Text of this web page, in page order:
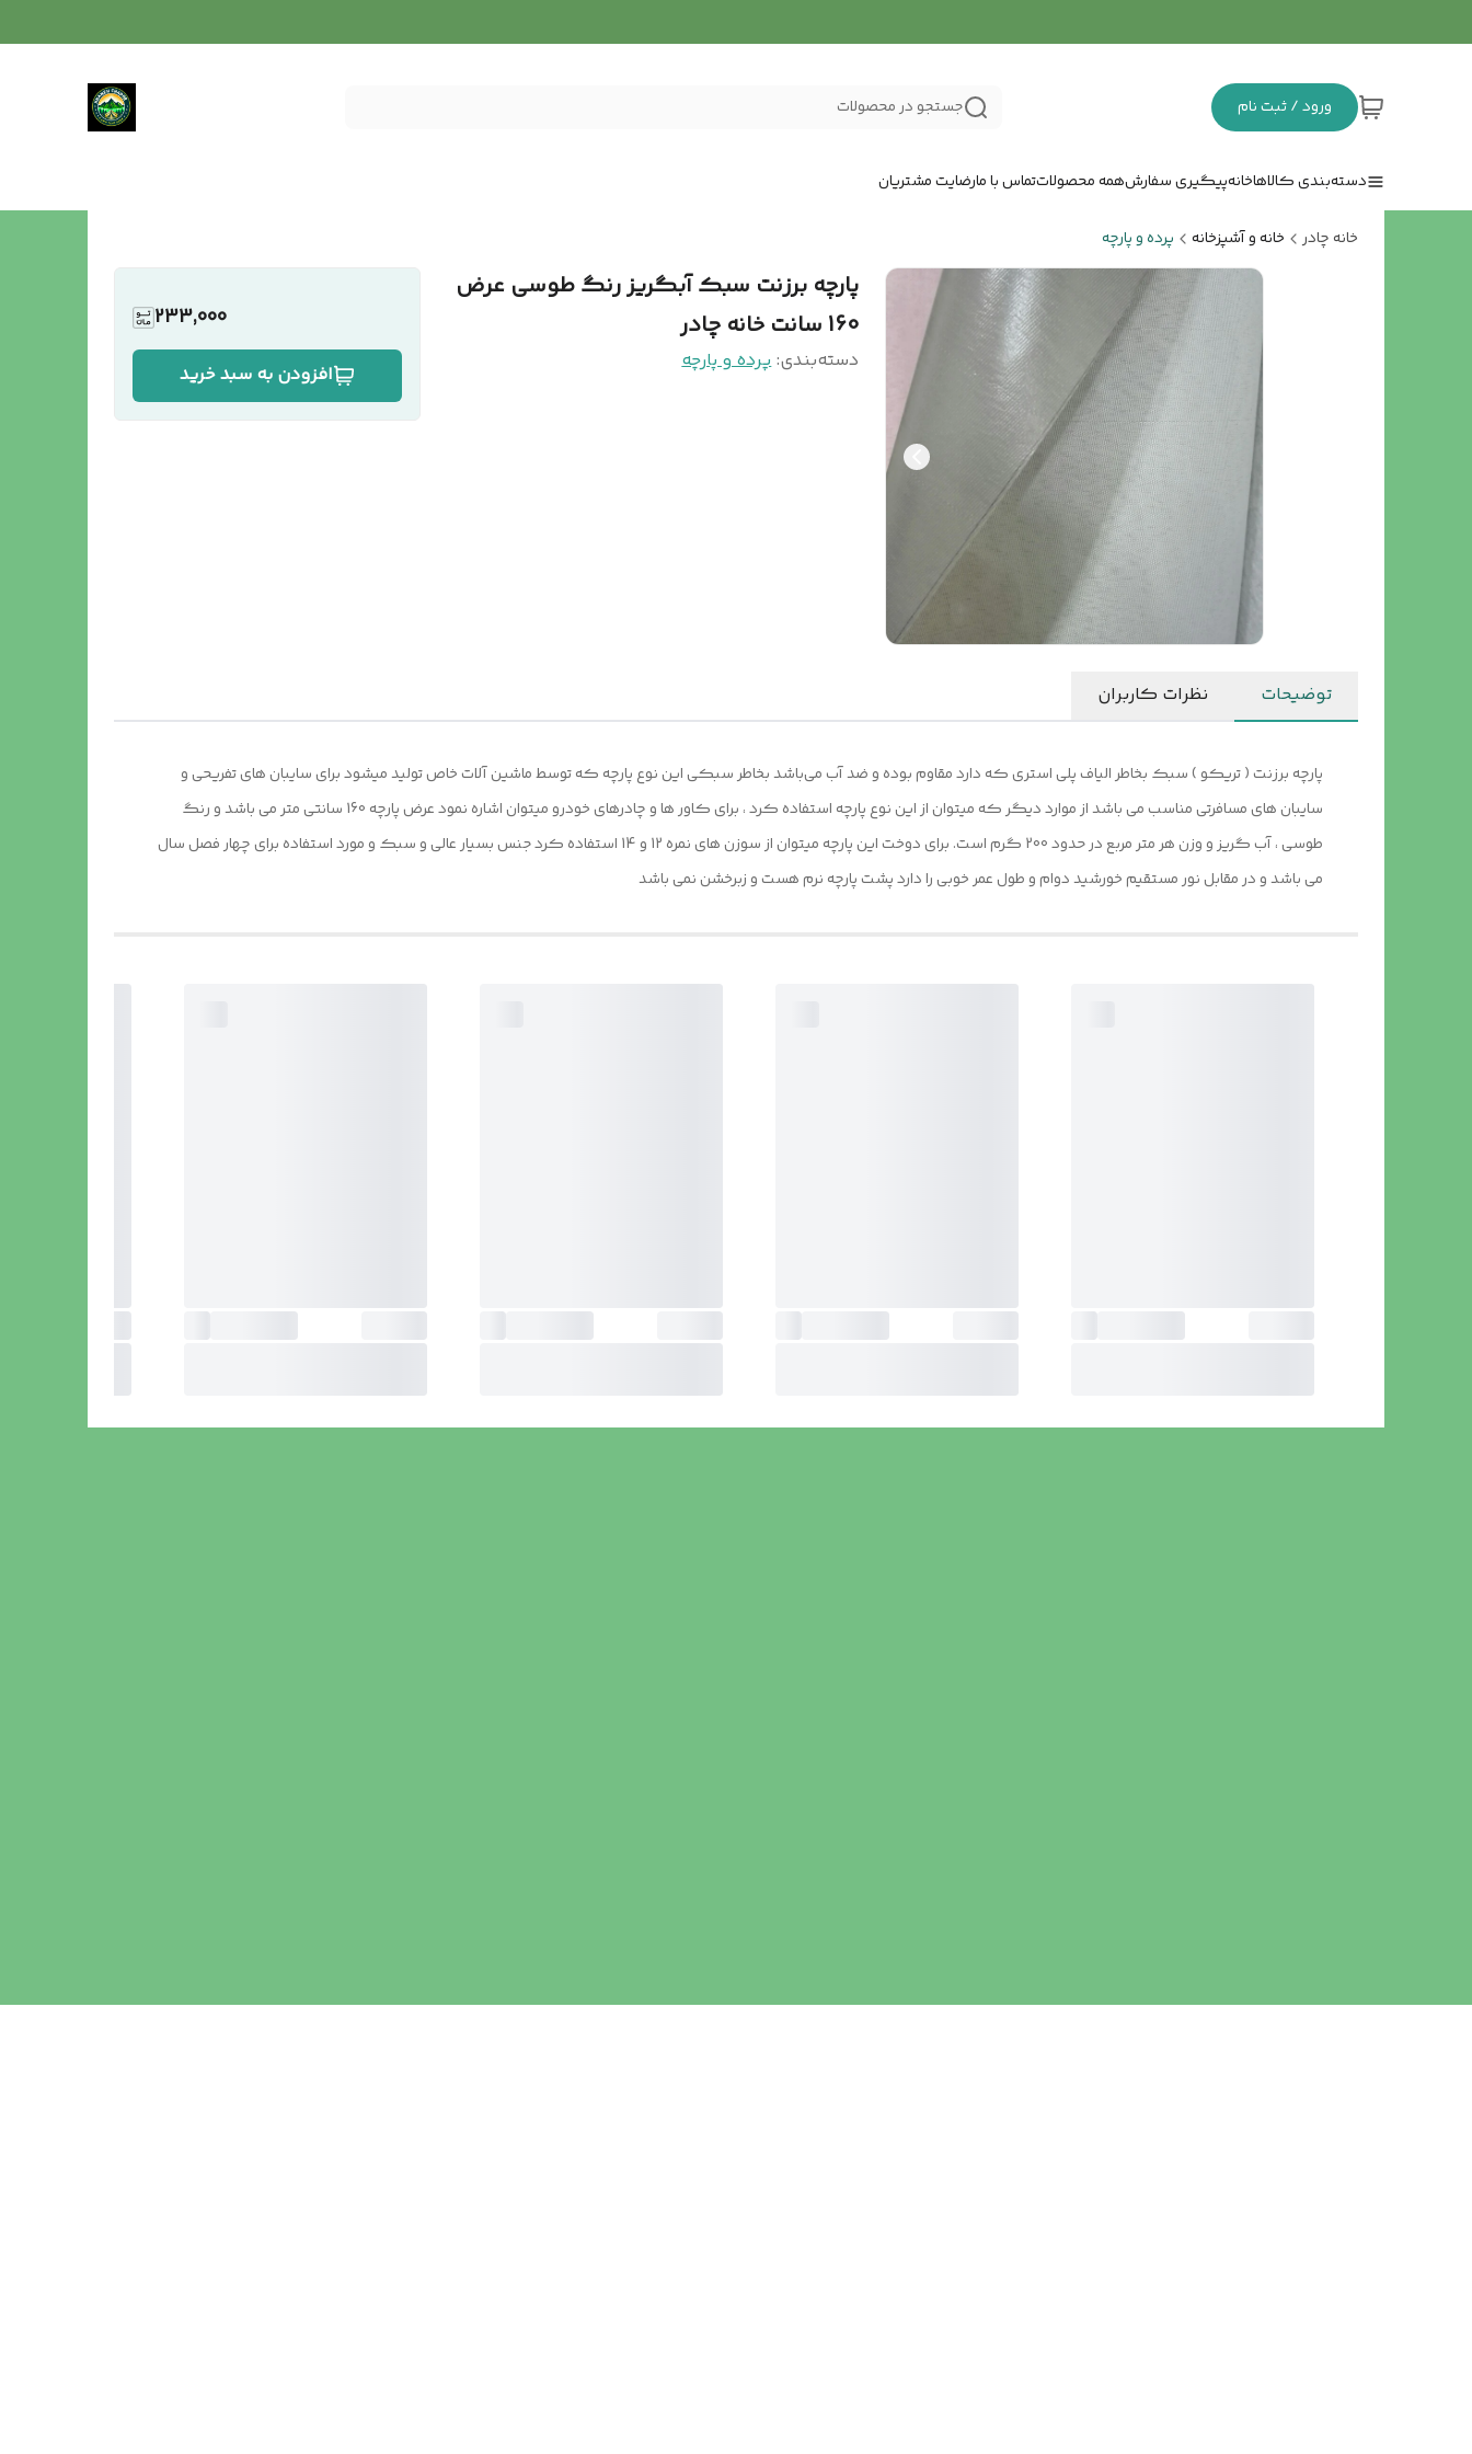
ورود / ثبت نام جستجو در محصولات
دسته‌بندی کالاهاخانهپیگیری سفارشهمه محصولاتتماس با مارضایت مشتریان
خانه چادر خانه و آشپزخانه پرده و پارچه
پارچه برزنت سبک آبگریز رنگ طوسی عرض
160 سانت خانه چادر
دسته‌بندی:پرده و پارچه
233,000
افزودن به سبد خرید
توضیحات نظرات کاربران
پارچه برزنت ( تریکو ) سبک بخاطر الیاف پلی استری که دارد مقاوم بوده و ضد آب می‌باشد بخاطر سبکی این نوع پارچه که توسط ماشین آلات خاص تولید میشود برای سایبان های تفریحی و
سایبان های مسافرتی مناسب می باشد از موارد دیگر که میتوان از این نوع پارچه استفاده کرد ، برای کاور ها و چادرهای خودرو میتوان اشاره نمود عرض پارچه 160 سانتی متر می باشد و رنگ
طوسی ، آب گریز و وزن هر متر مربع در حدود 200 گرم است. برای دوخت این پارچه میتوان از سوزن های نمره 12 و 14 استفاده کرد جنس بسیار عالی و سبک و مورد استفاده برای چهار فصل سال
می باشد و در مقابل نور مستقیم خورشید دوام و طول عمر خوبی را دارد پشت پارچه نرم هست و زبرخشن نمی باشد